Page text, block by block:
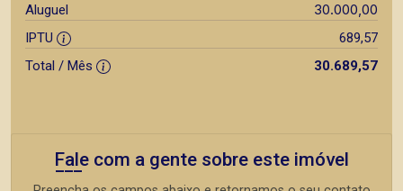
Aluguel 30.000,00
IPTU
689,57
Total / Mês
30.689,57
Fale com a gente sobre este imóvel